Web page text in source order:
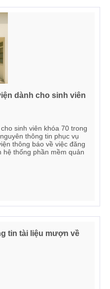
dành cho sinh viên
sinh viên khóa 70 trong
thông tin phục vụ
thông báo về việc đăng
hệ thống phần mềm quản
tin tài liệu mượn về